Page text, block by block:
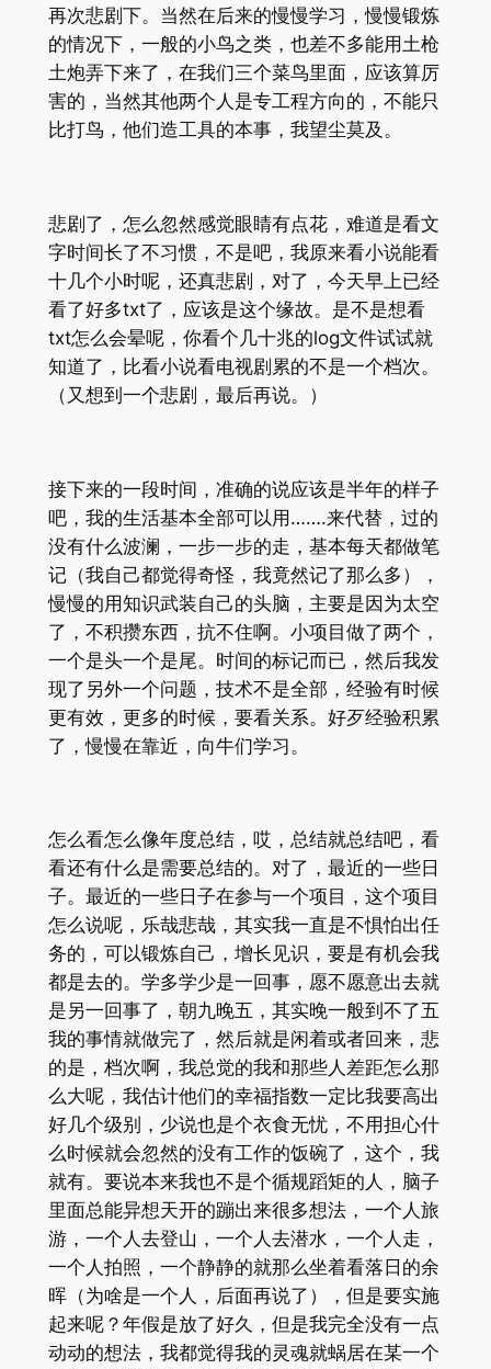
再次悲剧下。当然在后来的慢慢学习，慢慢锻炼
的情况下，一般的小鸟之类，也差不多能用土枪
土炮弄下来了，在我们三个菜鸟里面，应该算厉
害的，当然其他两个人是专工程方向的，不能只
比打鸟，他们造工具的本事，我望尘莫及。
悲剧了，怎么忽然感觉眼睛有点花，难道是看文
字时间长了不习惯，不是吧，我原来看小说能看
十几个小时呢，还真悲剧，对了，今天早上已经
看了好多txt了，应该是这个缘故。是不是想看
txt怎么会晕呢，你看个几十兆的log文件试试就
知道了，比看小说看电视剧累的不是一个档次。
（又想到一个悲剧，最后再说。）
接下来的一段时间，准确的说应该是半年的样子
吧，我的生活基本全部可以用…….来代替，过的
没有什么波澜，一步一步的走，基本每天都做笔
记（我自己都觉得奇怪，我竟然记了那么多），
慢慢的用知识武装自己的头脑，主要是因为太空
了，不积攒东西，抗不住啊。小项目做了两个，
一个是头一个是尾。时间的标记而已，然后我发
现了另外一个问题，技术不是全部，经验有时候
更有效，更多的时候，要看关系。好歹经验积累
了，慢慢在靠近，向牛们学习。
怎么看怎么像年度总结，哎，总结就总结吧，看
看还有什么是需要总结的。对了，最近的一些日
子。最近的一些日子在参与一个项目，这个项目
怎么说呢，乐哉悲哉，其实我一直是不惧怕出任
务的，可以锻炼自己，增长见识，要是有机会我
都是去的。学多学少是一回事，愿不愿意出去就
是另一回事了，朝九晚五，其实晚一般到不了五
我的事情就做完了，然后就是闲着或者回来，悲
的是，档次啊，我总觉的我和那些人差距怎么那
么大呢，我估计他们的幸福指数一定比我要高出
好几个级别，少说也是个衣食无忧，不用担心什
么时候就会忽然的没有工作的饭碗了，这个，我
就有。要说本来我也不是个循规蹈矩的人，脑子
里面总能异想天开的蹦出来很多想法，一个人旅
游，一个人去登山，一个人去潜水，一个人走，
一个人拍照，一个静静的就那么坐着看落日的余
晖（为啥是一个人，后面再说了），但是要实施
起来呢？年假是放了好久，但是我完全没有一点
动动的想法，我都觉得我的灵魂就蜗居在某一个